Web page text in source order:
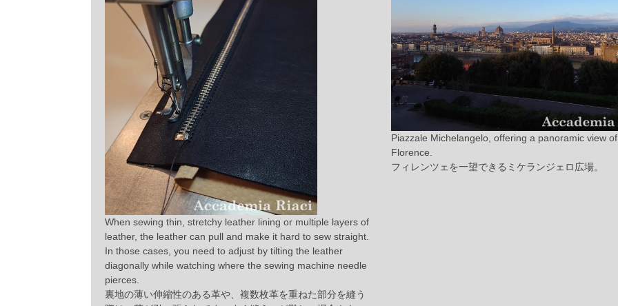
When sewing thin, stretchy leather lining or multiple layers of
leather, the leather can pull and make it hard to sew straight.
In those cases, you need to adjust by tilting the leather
diagonally while watching where the sewing machine needle
pierces.
裏地の薄い伸縮性のある革や、複数枚革を重ねた部分を縫う
Piazzale Michelangelo, offering a panoramic view of
Florence.
フィレンツェを一望できるミケランジェロ広場。